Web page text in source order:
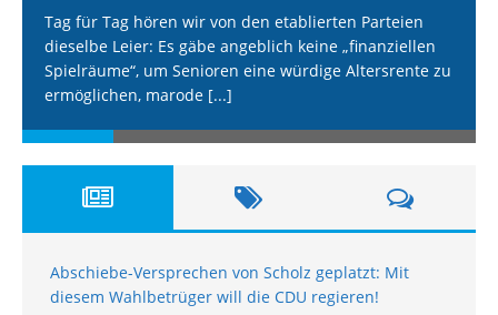
Tag für Tag hören wir von den etablierten Parteien
dieselbe Leier: Es gäbe angeblich keine „finanziellen
Spielräume“, um Senioren eine würdige Altersrente zu
ermöglichen, marode [...]
Abschiebe-Versprechen von Scholz geplatzt: Mit
diesem Wahlbetrüger will die CDU regieren!